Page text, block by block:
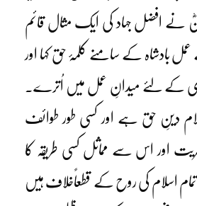
نے افضل جہاد کی ایک مثال قائم
عمل بادشاہ کے سامنے کلمۂ حق کہا اور
کے لئے میدانِ عمل میں اُترے۔
اسلام دینِ حق ہے اور کسی طور طوائف
اور اس سے مماثل کسی طریقہ کا
تمام اسلام کی روح کے قطعاًخلاف ہیں